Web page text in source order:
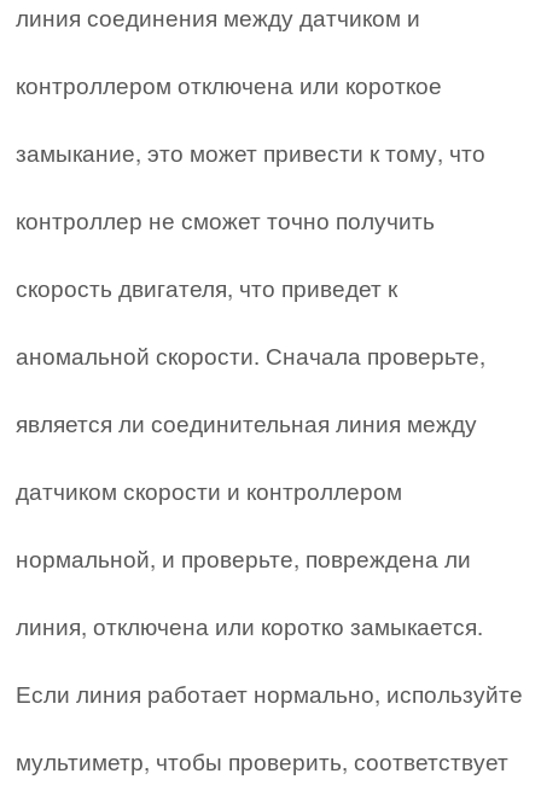
линия соединения между датчиком и
контроллером отключена или короткое
замыкание, это может привести к тому, что
контроллер не сможет точно получить
скорость двигателя, что приведет к
аномальной скорости. Сначала проверьте,
является ли соединительная линия между
датчиком скорости и контроллером
нормальной, и проверьте, повреждена ли
линия, отключена или коротко замыкается.
Если линия работает нормально, используйте
мультиметр, чтобы проверить, соответствует